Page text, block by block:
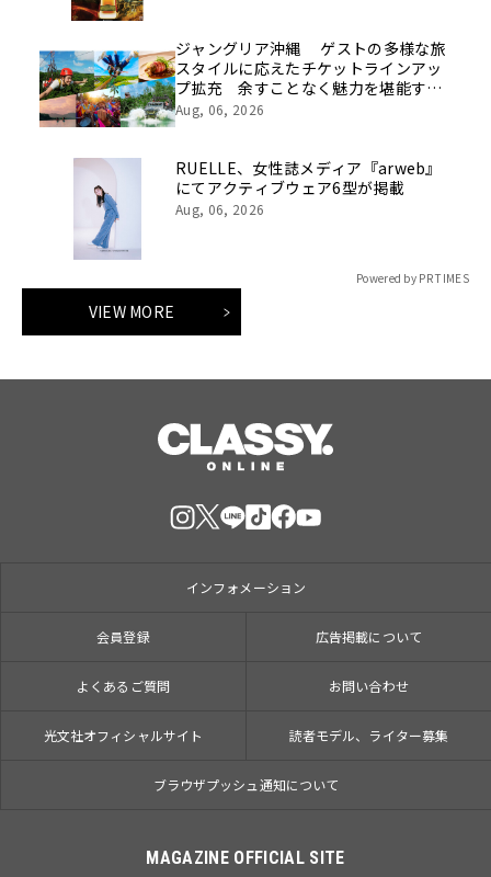
ジャングリア沖縄 ゲストの多様な旅
スタイルに応えたチケットラインアッ
プ拡充 余すことなく魅力を堪能する
「ロイヤルチケット」新登場
Aug, 06, 2026
RUELLE、女性誌メディア『arweb』
にてアクティブウェア6型が掲載
Aug, 06, 2026
Powered by PR TIMES
VIEW MORE
インフォメーション
会員登録 広告掲載について
よくあるご質問 お問い合わせ
光文社オフィシャルサイト 読者モデル、ライター募集
ブラウザプッシュ通知について
MAGAZINE OFFICIAL SITE